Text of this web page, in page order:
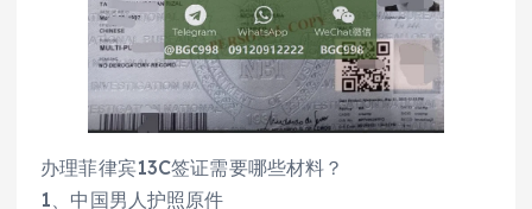
办理菲律宾13C签证需要哪些材料？
1、中国男人护照原件